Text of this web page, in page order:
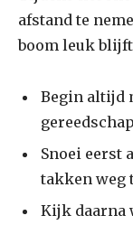
afstand te
boom leuk
Begin altijd
Snoei eerst
takken weg
Kijk daarna